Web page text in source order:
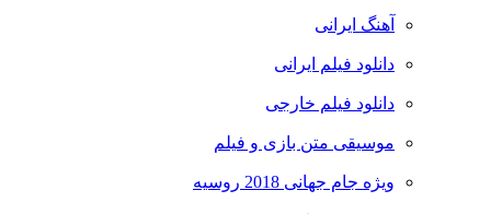
آهنگ ایرانی
دانلود فیلم ایرانی
دانلود فیلم خارجی
موسیقی متن بازی و فیلم
ویژه جام جهانی 2018 روسیه